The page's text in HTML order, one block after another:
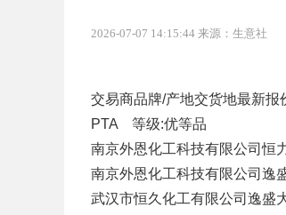
2026-07-07 14:15:44 来源：生意社
交易商品牌/产地交货地最新报
PTA 等级:优等品
南京外恩化工科技有限公司恒
南京外恩化工科技有限公司 逸
武汉市恒久化工有限公司 逸盛